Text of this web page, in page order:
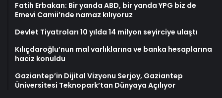
Fatih Erbakan: Bir yanda ABD, bir yanda YPG biz de
Emevi Camii’nde namaz kılıyoruz
Devlet Tiyatroları 10 yılda 14 milyon seyirciye ulaştı
Kılıçdaroğlu’nun mal varlıklarına ve banka hesaplarına
haciz konuldu
Gaziantep’in Dijital Vizyonu Serjoy, Gaziantep
Üniversitesi Teknopark’tan Dünyaya Açılıyor